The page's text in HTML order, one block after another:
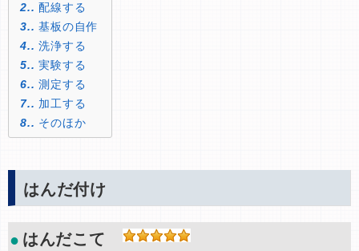
2.
配線する
3.
基板の自作
4.
洗浄する
5.
実験する
6.
測定する
7.
加工する
8.
そのほか
はんだ付け
はんだこて